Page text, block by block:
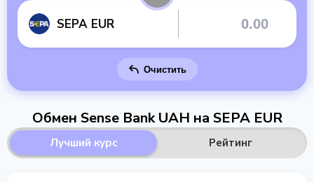
SEPA EUR
Очистить
Обмен Sense Bank UAH на SEPA EUR
Лучший курс Рейтинг